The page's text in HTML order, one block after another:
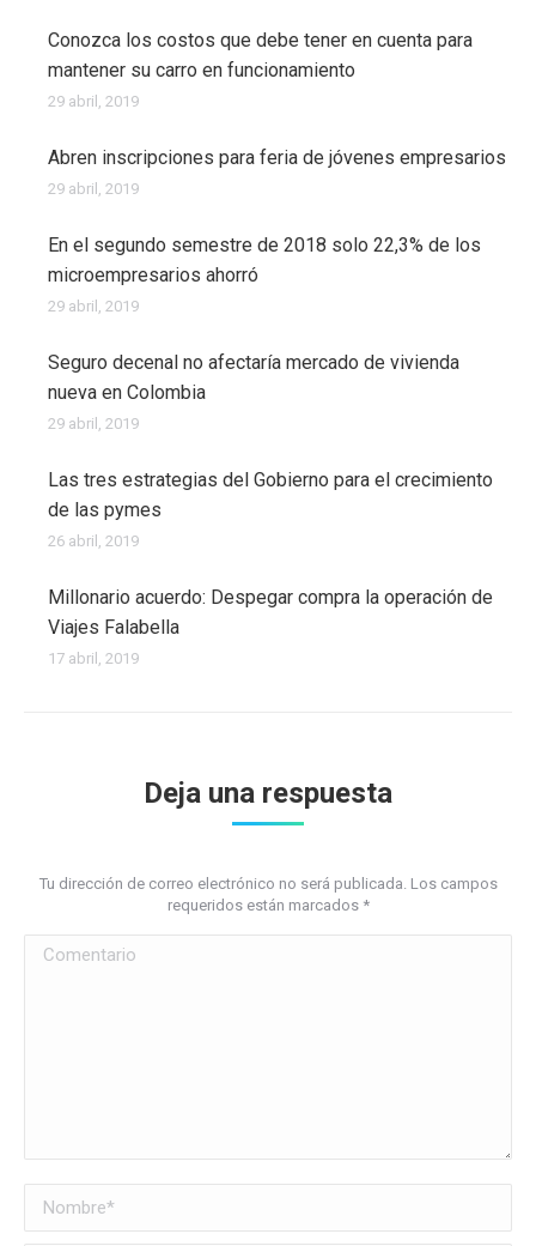
Conozca los costos que debe tener en cuenta para
mantener su carro en funcionamiento
29 abril, 2019
Abren inscripciones para feria de jóvenes empresarios
29 abril, 2019
En el segundo semestre de 2018 solo 22,3% de los
microempresarios ahorró
29 abril, 2019
Seguro decenal no afectaría mercado de vivienda
nueva en Colombia
29 abril, 2019
Las tres estrategias del Gobierno para el crecimiento
de las pymes
26 abril, 2019
Millonario acuerdo: Despegar compra la operación de
Viajes Falabella
17 abril, 2019
Deja una respuesta
Tu dirección de correo electrónico no será publicada. Los campos
requeridos están marcados *
Comentario
Nombre *